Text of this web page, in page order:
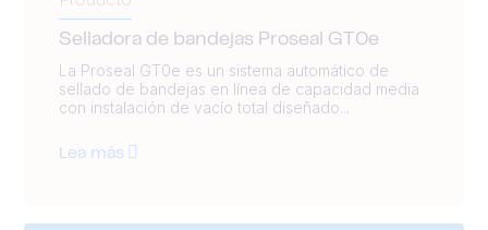
Selladora de bandejas Proseal GT0e
La Proseal GT0e es un sistema automático de
sellado de bandejas en línea de capacidad media
con instalación de vacío total diseñado...
Lea más